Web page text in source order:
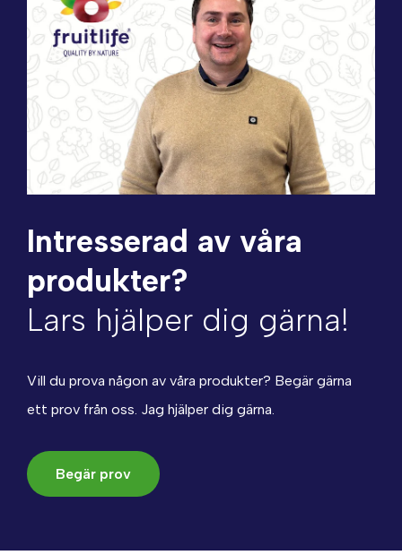
Intresserad av våra
produkter?
Lars hjälper dig gärna!
Vill du prova någon av våra produkter? Begär gärna
ett prov från oss. Jag hjälper dig gärna.
Begär prov